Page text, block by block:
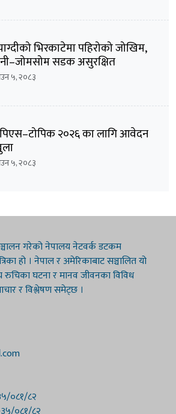
भिरकाटेमा पहिरोको जोखिम,
सडक असुरक्षित
५, २०८३
२०२६ का लागि आवेदन
५, २०८३
गरेको नेपालय नेटवर्क डटकम
हो । नेपाल र अमेरिकाबाट सञ्चालित यो
रुचिका घटना र मानव जीवनका विविध
र विश्लेषण समेट्छ ।
०८१/८२